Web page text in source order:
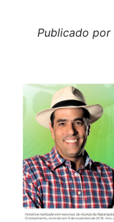
Publicado por